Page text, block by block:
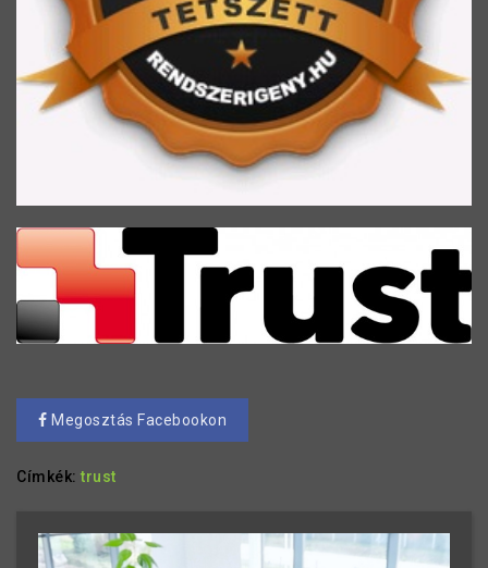
Megosztás Facebookon
Címkék: trust